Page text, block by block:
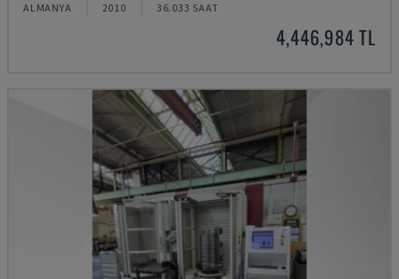
ALMANYA 2010 36.033 SAAT
4,446,984 TL